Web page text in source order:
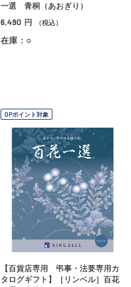
一選 青桐（あおぎり）
6,490 円 （税込）
在庫：○
OPポイント対象
【百貨店専用 弔事・法要専用カ
タログギフト】［リンベル］百花